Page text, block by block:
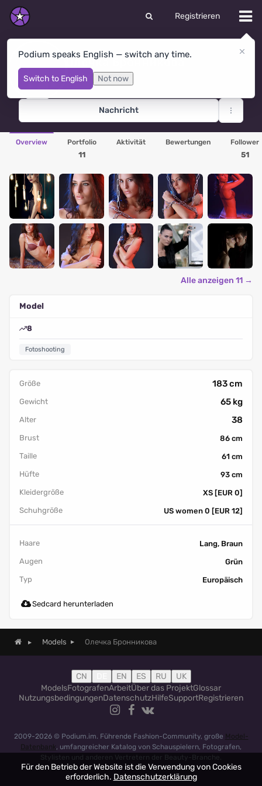
Registrieren
Podium speaks English — switch any time.
Switch to English Not now
Олечка Бронникова
Minsk· Weißrussland
Nachricht
Overview Portfolio
11
Aktivität Bewertungen Follower
51
Alle anzeigen 11 →
Model
8
Fotoshooting
Größe 183 cm
Gewicht 65 kg
Alter 38
Brust
86 cm
Taille
61 cm
Hüfte
93 cm
Kleidergröße
XS [EUR 0]
Schuhgröße
US women 0 [EUR 12]
Haare
Lang, Braun
Augen
Grün
Typ
Europäisch
Sedcard herunterladen
Models Олечка Бронникова
CN EN ES RU
UK
ModelsFotografenArbeitÜber das ProjektGlossar
NutzungsbedingungenDatenschutzHilfeSupportRegistrieren
2009-2026 © Podium.im. Führende Fashion-Community, große Model-
Datenbank, umfangreicher Katalog von Schauspielern, Fotografen,
Stylisten und anderen Vertretern der Beauty-Branche.
Für den Betrieb der Website ist die Verwendung von Cookies
erforderlich. Datenschutzerklärung